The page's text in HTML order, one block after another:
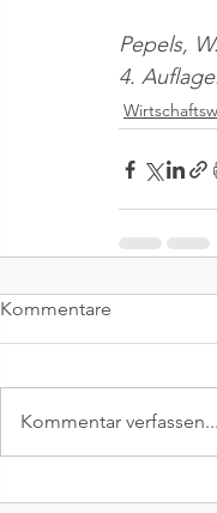
Pepels,
4.
Kommentare
Kommentar verfassen...